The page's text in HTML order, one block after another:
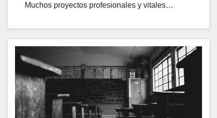
Muchos proyectos profesionales y vitales…